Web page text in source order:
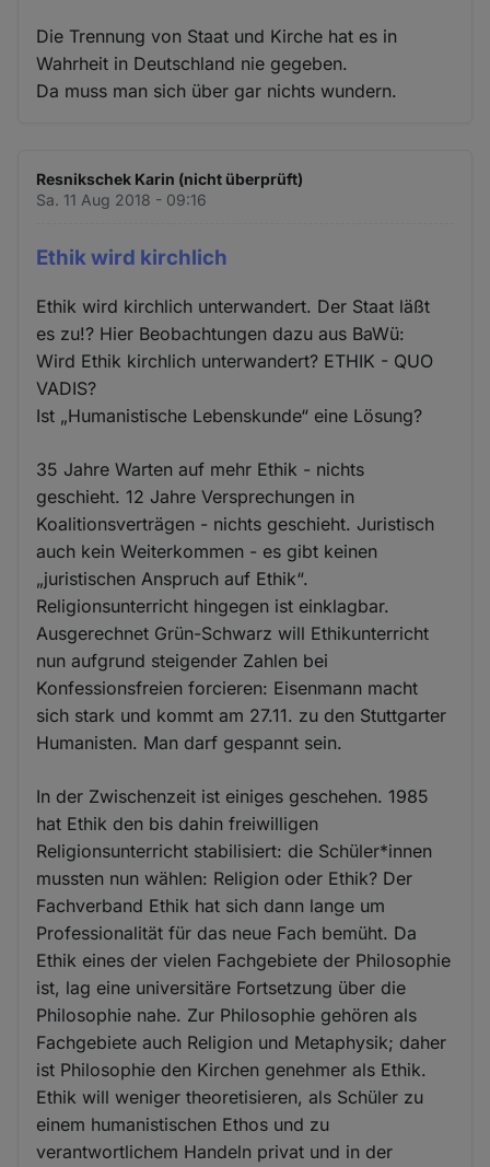
Die Trennung von Staat und Kirche hat es in
Wahrheit in Deutschland nie gegeben.
Da muss man sich über gar nichts wundern.
Resnikschek Karin (nicht überprüft)
Sa. 11 Aug 2018 - 09:16
Ethik wird kirchlich
Ethik wird kirchlich unterwandert. Der Staat läßt
es zu!? Hier Beobachtungen dazu aus BaWü:
Wird Ethik kirchlich unterwandert? ETHIK - QUO
VADIS?
Ist „Humanistische Lebenskunde“ eine Lösung?
35 Jahre Warten auf mehr Ethik - nichts
geschieht. 12 Jahre Versprechungen in
Koalitionsverträgen - nichts geschieht. Juristisch
auch kein Weiterkommen - es gibt keinen
„juristischen Anspruch auf Ethik“.
Religionsunterricht hingegen ist einklagbar.
Ausgerechnet Grün-Schwarz will Ethikunterricht
nun aufgrund steigender Zahlen bei
Konfessionsfreien forcieren: Eisenmann macht
sich stark und kommt am 27.11. zu den Stuttgarter
Humanisten. Man darf gespannt sein.
In der Zwischenzeit ist einiges geschehen. 1985
hat Ethik den bis dahin freiwilligen
Religionsunterricht stabilisiert: die Schüler*innen
mussten nun wählen: Religion oder Ethik? Der
Fachverband Ethik hat sich dann lange um
Professionalität für das neue Fach bemüht. Da
Ethik eines der vielen Fachgebiete der Philosophie
ist, lag eine universitäre Fortsetzung über die
Philosophie nahe. Zur Philosophie gehören als
Fachgebiete auch Religion und Metaphysik; daher
ist Philosophie den Kirchen genehmer als Ethik.
Ethik will weniger theoretisieren, als Schüler zu
einem humanistischen Ethos und zu
verantwortlichem Handeln privat und in der